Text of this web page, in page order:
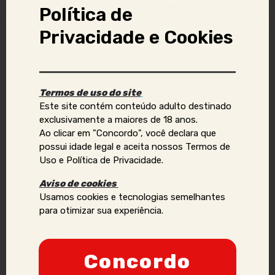
Denunciar anúncio
Se você identificar golpes, conteúdos ilegais ou abusivos,
ou quiser reportar violações de direitos autorais, uso
indevido de imagens ou dados pessoais (como telefone,
e-mail, nomes, endereços, etc.), envie um e-mail para:
contato@acompanhantesvirtual.com.br
Por favor, inclua prints e informações adicionais para que
possamos analisar a situação de forma mais eficaz.
ter sua credibilidade comprometida, podendo ser
proibidos de manter ou criar novos anúncios no site.
Política de
Privacidade e Cookies
Termos de uso do site
Este site contém conteúdo adulto destinado
exclusivamente a maiores de 18 anos.
Ao clicar em "Concordo", você declara que
possui idade legal e aceita nossos Termos de
Uso e Política de Privacidade.
Aviso de cookies
Usamos cookies e tecnologias semelhantes
para otimizar sua experiência.
Concordo